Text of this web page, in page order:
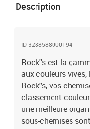
Description
ID 3288588000194
Rock''s est la
aux couleurs
Rock''s, vos
classement
une meilleure
sous-chemises